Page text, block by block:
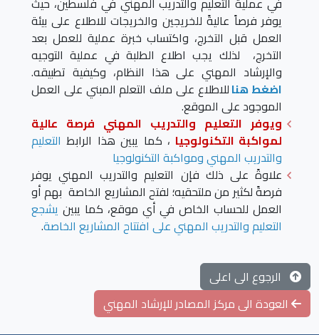
يوفر فرصاً عاليةً للخريجين والخريجات للاطلاع على بيئة
العمل قبل التخرج، واكتساب خبرة عملية للعمل بعد
التخرج، لذلك يجب اطلاع الطلبة في عملية التوجيه
والإرشاد المهني على هذا النظام، وكيفية تطبيقه.
اضغط هناللاطلاع على ملف التعلم المبني على العمل
الموجود على الموقع.
ويوفر التعليم والتدريب المهني فرصة عالية
لمواكبة التكنولوجيا ، كما يبين هذا الرابط التعليم
والتدريب المهني ومواكبة التكنولوجيا
علاوةً على ذلك فإن التعليم والتدريب المهني يوفر
فرصةً لكثير من ملتحقيه؛ لفتح المشاريع الخاصة بهم أو
العمل للحساب الخاص في أي موقع، كما يبين يشجع
التعليم والتدريب المهني على افتتاح المشاريع الخاصة.
الرجوع الى اعلى
العودة الى مركز المصادر للإرشاد المهني